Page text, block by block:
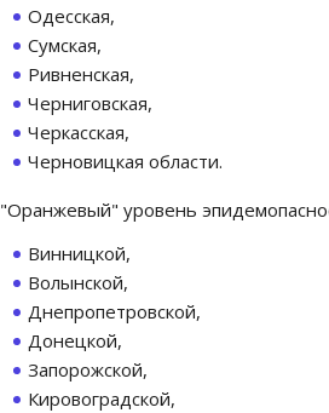
Одесская,
Сумская,
Ривненская,
Черниговская,
Черкасская,
Черновицкая области.
"Оранжевый" уровень
Винницкой,
Волынской,
Днепропетровской,
Донецкой,
Запорожской,
Кировоградской,